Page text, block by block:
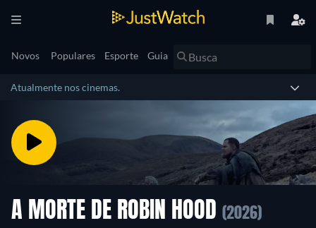
Novos Populares Esporte Guia
Atualmente nos cinemas.
A MORTE DE ROBIN HOOD (2026)